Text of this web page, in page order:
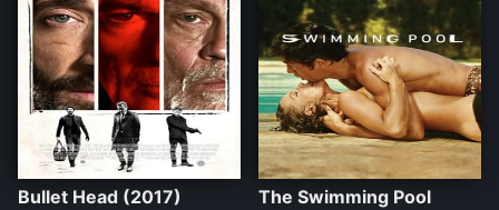
Bullet Head (2017)
The Swimming Pool